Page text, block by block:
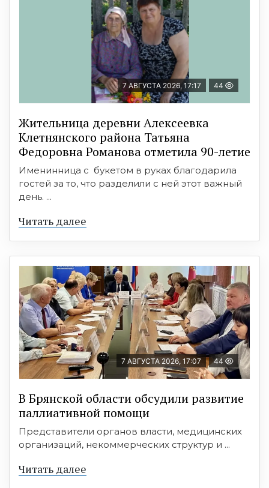
7 АВГУСТА 2026, 17:17 44
Жительница деревни Алексеевка
Клетнянского района Татьяна
Федоровна Романова отметила 90-летие
Именинница с букетом в руках благодарила
гостей за то, что разделили с ней этот важный
день. ...
Читать далее
7 АВГУСТА 2026, 17:07 44
В Брянской области обсудили развитие
паллиативной помощи
Представители органов власти, медицинских
организаций, некоммерческих структур и ...
Читать далее